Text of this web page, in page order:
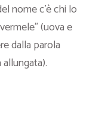
nome c’è chi lo
(uova e
dalla parola